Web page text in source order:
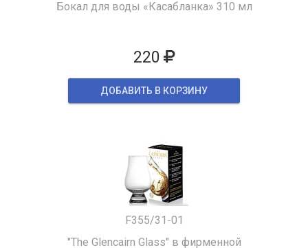
Бокал для воды «Касабланка» 310 мл
220
ДОБАВИТЬ В КОРЗИНУ
F355/31-01
"The Glencairn Glass" в фирменной